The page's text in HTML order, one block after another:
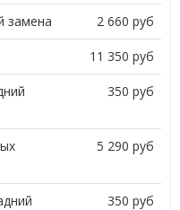
замена 2 660 руб
11 350 руб
350 руб
5 290 руб
350 руб